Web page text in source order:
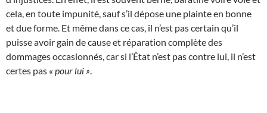
cela, en toute impunité, sauf s’il dépose une plainte en bonne
et due forme. Et même dans ce cas, il n’est pas certain qu’il
puisse avoir gain de cause et réparation complète des
dommages occasionnés, car si l’État n’est pas contre lui, il n’est
certes pas « pour lui »